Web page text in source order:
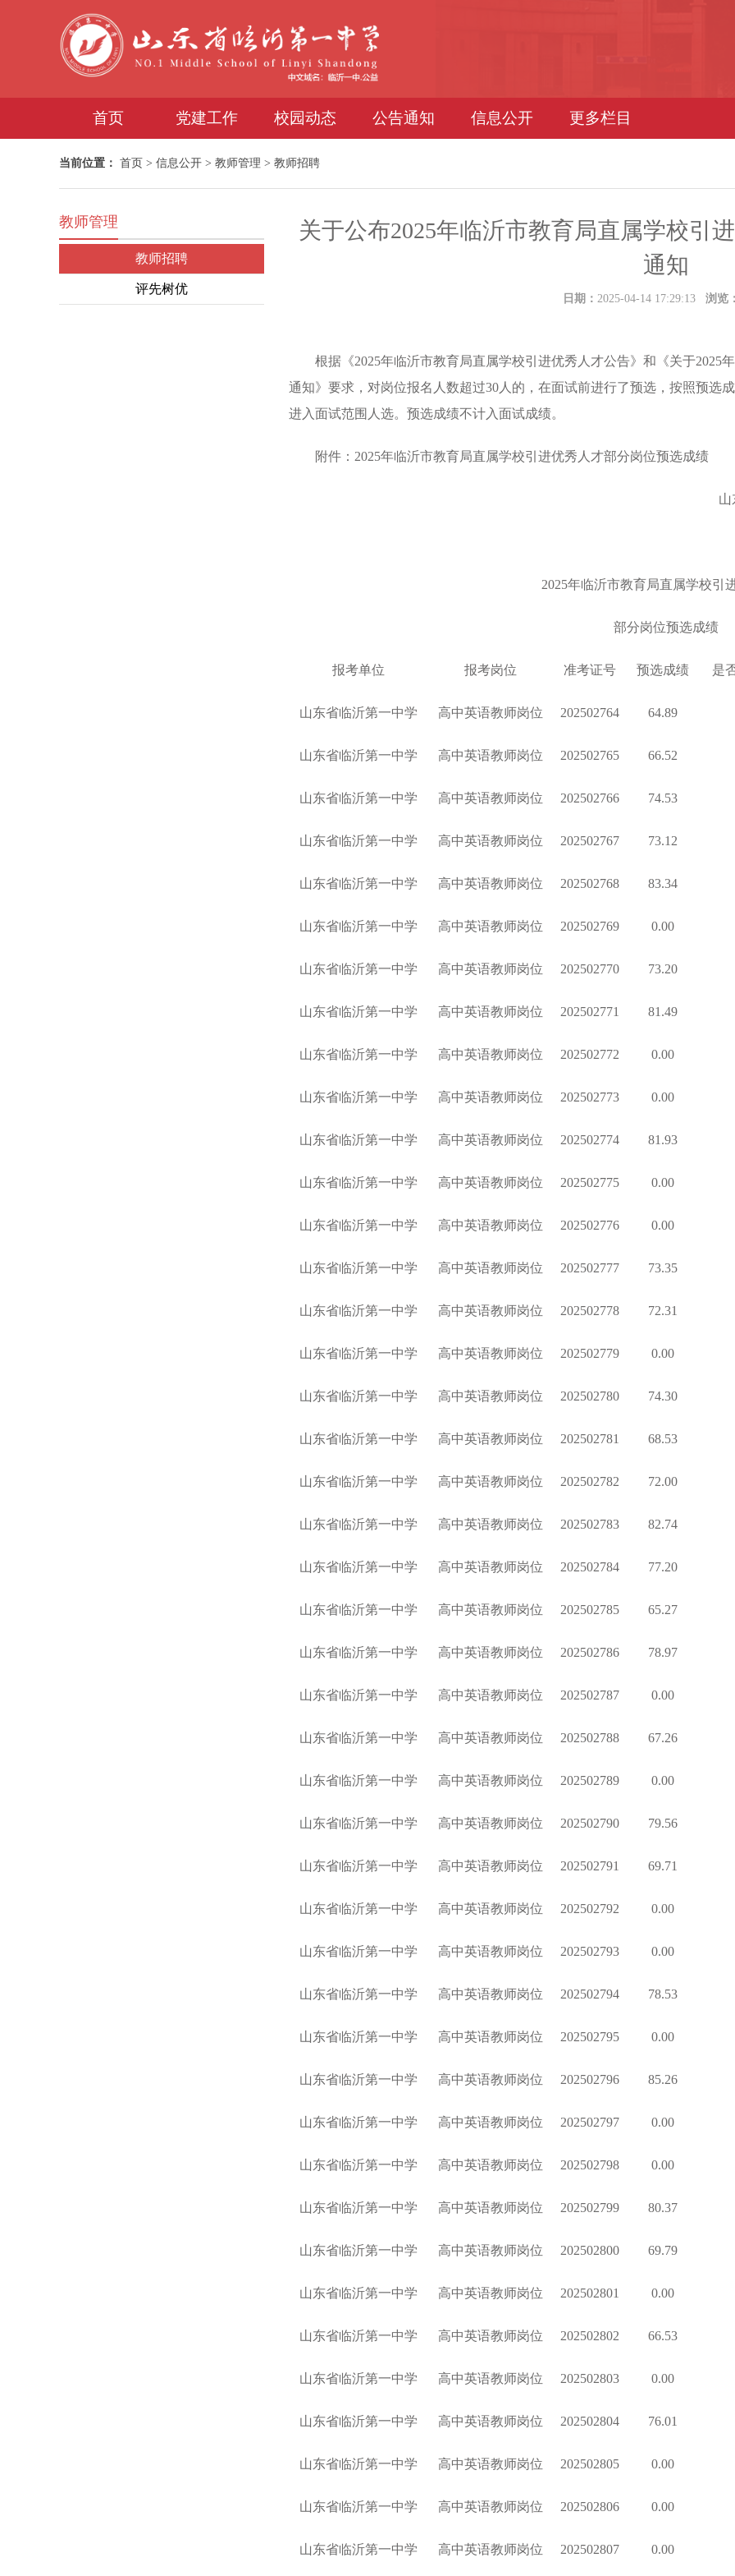
首页 党建工作 校园动态 公告通知 信息公开 更多栏目
当前位置： 首页 > 信息公开 > 教师管理 > 教师招聘
教师管理
教师招聘
评先树优
关于公布2025年临沂市教育局直属学校引
通知
日期： 2025-04-14 17:29:13 浏览：
根据《2025年临沂市教育局直属学校引进优秀人才公告》和《关于2025
通知》要求，对岗位报名人数超过30人的，在面试前进行了预选，按照预选
进入面试范围人选。预选成绩不计入面试成绩。
附件：2025年临沂市教育局直属学校引进优秀人才部分岗位预选成绩
山东省临沂第一中学
2025年临沂市教育局直属学校引
部分岗位预选成绩
报考单位 报考岗位 准考证号 预选成绩 是
山东省临沂第一中学 高中英语教师岗位 202502764 64.89
山东省临沂第一中学 高中英语教师岗位 202502765 66.52
山东省临沂第一中学 高中英语教师岗位 202502766 74.53
山东省临沂第一中学 高中英语教师岗位 202502767 73.12
山东省临沂第一中学 高中英语教师岗位 202502768 83.34
山东省临沂第一中学 高中英语教师岗位 202502769 0.00
山东省临沂第一中学 高中英语教师岗位 202502770 73.20
山东省临沂第一中学 高中英语教师岗位 202502771 81.49
山东省临沂第一中学 高中英语教师岗位 202502772 0.00
山东省临沂第一中学 高中英语教师岗位 202502773 0.00
山东省临沂第一中学 高中英语教师岗位 202502774 81.93
山东省临沂第一中学 高中英语教师岗位 202502775 0.00
山东省临沂第一中学 高中英语教师岗位 202502776 0.00
山东省临沂第一中学 高中英语教师岗位 202502777 73.35
山东省临沂第一中学 高中英语教师岗位 202502778 72.31
山东省临沂第一中学 高中英语教师岗位 202502779 0.00
山东省临沂第一中学 高中英语教师岗位 202502780 74.30
山东省临沂第一中学 高中英语教师岗位 202502781 68.53
山东省临沂第一中学 高中英语教师岗位 202502782 72.00
山东省临沂第一中学 高中英语教师岗位 202502783 82.74
山东省临沂第一中学 高中英语教师岗位 202502784 77.20
山东省临沂第一中学 高中英语教师岗位 202502785 65.27
山东省临沂第一中学 高中英语教师岗位 202502786 78.97
山东省临沂第一中学 高中英语教师岗位 202502787 0.00
山东省临沂第一中学 高中英语教师岗位 202502788 67.26
山东省临沂第一中学 高中英语教师岗位 202502789 0.00
山东省临沂第一中学 高中英语教师岗位 202502790 79.56
山东省临沂第一中学 高中英语教师岗位 202502791 69.71
山东省临沂第一中学 高中英语教师岗位 202502792 0.00
山东省临沂第一中学 高中英语教师岗位 202502793 0.00
山东省临沂第一中学 高中英语教师岗位 202502794 78.53
山东省临沂第一中学 高中英语教师岗位 202502795 0.00
山东省临沂第一中学 高中英语教师岗位 202502796 85.26
山东省临沂第一中学 高中英语教师岗位 202502797 0.00
山东省临沂第一中学 高中英语教师岗位 202502798 0.00
山东省临沂第一中学 高中英语教师岗位 202502799 80.37
山东省临沂第一中学 高中英语教师岗位 202502800 69.79
山东省临沂第一中学 高中英语教师岗位 202502801 0.00
山东省临沂第一中学 高中英语教师岗位 202502802 66.53
山东省临沂第一中学 高中英语教师岗位 202502803 0.00
山东省临沂第一中学 高中英语教师岗位 202502804 76.01
山东省临沂第一中学 高中英语教师岗位 202502805 0.00
山东省临沂第一中学 高中英语教师岗位 202502806 0.00
山东省临沂第一中学 高中英语教师岗位 202502807 0.00